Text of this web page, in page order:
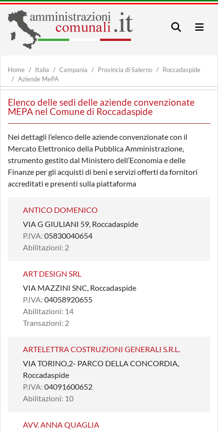
Home Italia Campania Provincia di Salerno
Roccadaspide
Aziende MePA
Elenco delle sedi delle aziende convenzionate
MEPA nel Comune di Roccadaspide
Nei dettagli l’elenco delle aziende convenzionate con il
Mercato Elettronico della Pubblica Amministrazione,
strumento gestito dal Ministero dell’Economia e delle
Finanze per gli acquisti di beni e servizi offerti da fornitori
accreditati e presenti sulla piattaforma
ANTICO DOMENICO
VIA G GIULIANI 59, Roccadaspide
P.IVA: 05830040654
Abilitazioni: 2
ART DESIGN SRL
VIA MAZZINI SNC, Roccadaspide
P.IVA: 04058920655
Abilitazioni: 14
Transazioni: 2
ARTELETTRA COSTRUZIONI GENERALI S.R.L.
VIA TORINO,2- PARCO DELLA CONCORDIA,
Roccadaspide
P.IVA: 04091600652
Abilitazioni: 10
AVV. ANNA QUAGLIA